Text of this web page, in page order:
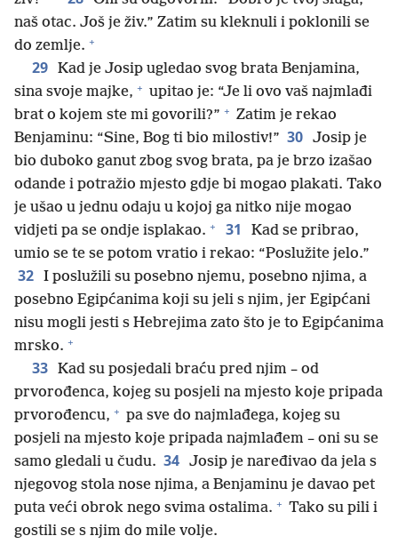
naš otac. Još je živ.” Zatim su kleknuli i poklonili se
do zemlje. +
29 Kad je Josip ugledao svog brata Benjamina,
sina svoje majke, + upitao je: “Je li ovo vaš najmlađi
brat o kojem ste mi govorili?” + Zatim je rekao
Benjaminu: “Sine, Bog ti bio milostiv!” 30 Josip je
bio duboko ganut zbog svog brata, pa je brzo izašao
odande i potražio mjesto gdje bi mogao plakati. Tako
je ušao u jednu odaju u kojoj ga nitko nije mogao
vidjeti pa se ondje isplakao. + 31
Kad se pribrao,
umio se te se potom vratio i rekao: “Poslužite jelo.”
32 I poslužili su posebno njemu, posebno njima, a
posebno Egipćanima koji su jeli s njim, jer Egipćani
nisu mogli jesti s Hebrejima zato što je to Egipćanima
mrsko. +
33 Kad su posjedali braću pred njim – od
prvorođenca, kojeg su posjeli na mjesto koje pripada
prvorođencu, + pa sve do najmlađega, kojeg su
posjeli na mjesto koje pripada najmlađem – oni su se
samo gledali u čudu. 34 Josip je naređivao da jela s
njegovog stola nose njima, a Benjaminu je davao pet
puta veći obrok nego svima ostalima. + Tako su pili i
gostili se s njim do mile volje.